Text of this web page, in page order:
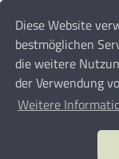
Diese Website
bestmöglichen
die weitere
der Verwendung
Weitere